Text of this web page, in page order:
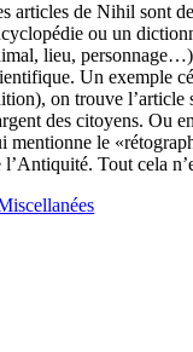
articles de Nihil sont
ou un
lieu, personnage…)
Un exemple
on trouve l’article
des citoyens. Ou
mentionne le
l’Antiquité. Tout cela